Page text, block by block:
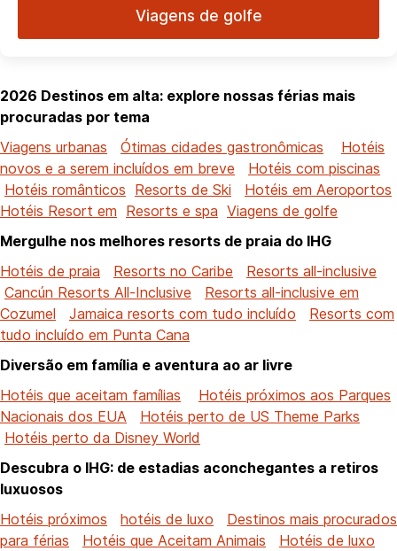
Viagens de golfe
2026 Destinos em alta: explore nossas férias mais
procuradas por tema
Viagens urbanas
Ótimas cidades gastronômicas
Hotéis
novos e a serem incluídos em breve
Hotéis com piscinas
Hotéis românticos Resorts de Ski
Hotéis em Aeroportos
Hotéis Resort em Resorts e spa Viagens de golfe
Mergulhe nos melhores resorts de praia do IHG
Hotéis de praia
Resorts no Caribe
Resorts all-inclusive
Cancún Resorts All-Inclusive
Resorts all-inclusive em
Cozumel
Jamaica resorts com tudo incluído
Resorts com
tudo incluído em Punta Cana
Diversão em família e aventura ao ar livre
Hotéis que aceitam famílias
Hotéis próximos aos Parques
Nacionais dos EUA
Hotéis perto de US Theme Parks
Hotéis perto da Disney World
Descubra o IHG: de estadias aconchegantes a retiros
luxuosos
Hotéis próximos
hotéis de luxo
Destinos mais procurados
para férias
Hotéis que Aceitam Animais
Hotéis de luxo